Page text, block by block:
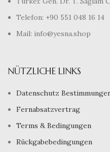
Telefon: +90 551 048 16 14
Mail: info@yesna.shop
NÜTZLICHE LINKS
Datenschutz
Fernabsatzvertrag
Terms & Bedingungen
Rückgabebedingungen